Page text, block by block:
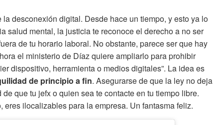
desconexión digital. Desde hace un tiempo, y esto ya lo
salud mental, la justicia te reconoce el derecho a no ser
de tu horario laboral. No obstante, parece ser que hay
el ministerio de Díaz quiere ampliarlo para prohibir
dispositivo, herramienta o medios digitales”. La idea es
de principio a fin. Asegurarse de que la ley no deja
que tu jefx o quien sea te contacte en tu tiempo libre.
eres ilocalizables para la empresa. Un fantasma feliz.